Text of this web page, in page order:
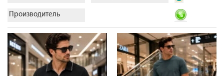
Производитель